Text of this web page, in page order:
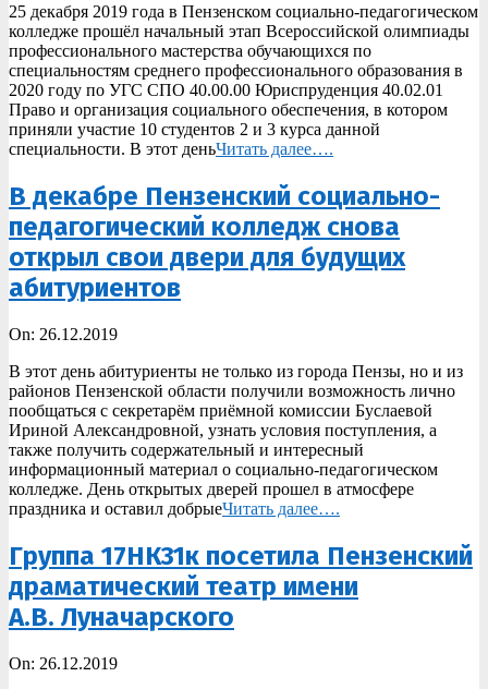
26
25 декабря 2019 года в Пензенском социально-педагогическом
колледже прошёл начальный этап Всероссийской олимпиады
профессионального мастерства обучающихся по
специальностям среднего профессионального образования в
2020 году по УГС СПО 40.00.00 Юриспруденция 40.02.01
Право и организация социального обеспечения, в котором
приняли участие 10 студентов 2 и 3 курса данной
специальности. В этот деньЧитать далее….
В декабре Пензенский социально-
педагогический колледж снова
открыл свои двери для будущих
абитуриентов
2019-
26
On: 26.12.2019
В этот день абитуриенты не только из города Пензы, но и из
районов Пензенской области получили возможность лично
пообщаться с секретарём приёмной комиссии Буслаевой
Ириной Александровной, узнать условия поступления, а
также получить содержательный и интересный
информационный материал о социально-педагогическом
колледже. День открытых дверей прошел в атмосфере
праздника и оставил добрыеЧитать далее….
Группа 17НК31к посетила Пензенский
драматический театр имени
А.В. Луначарского
2019-
On: 26.12.2019